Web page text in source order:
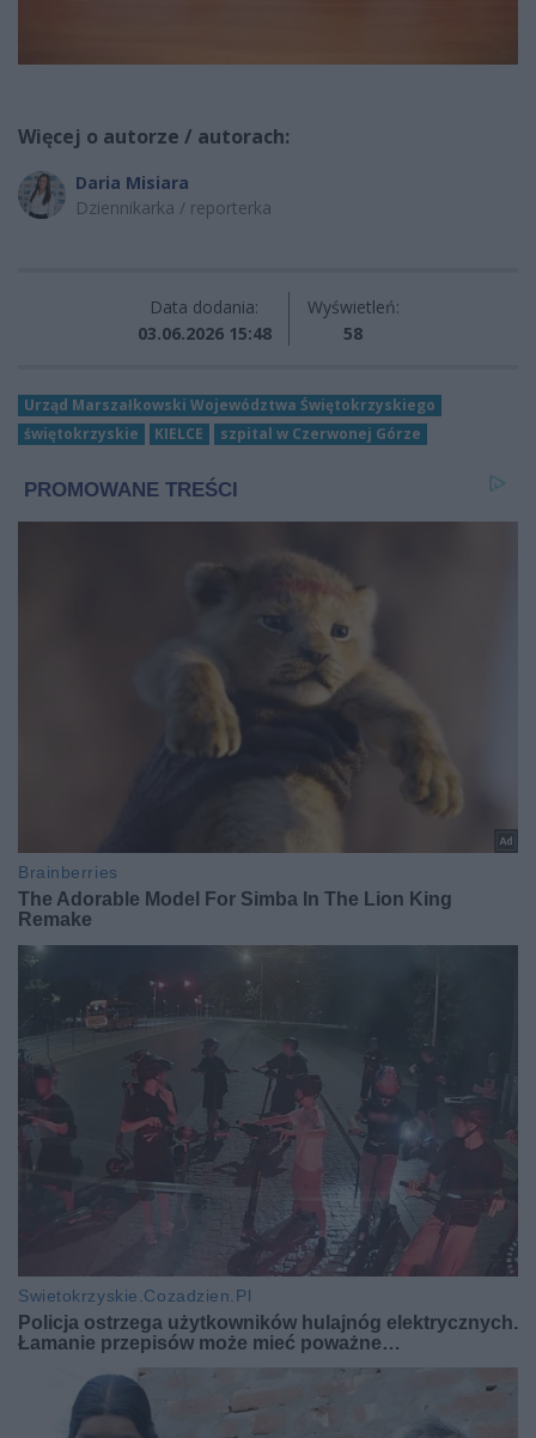
Więcej o autorze / autorach:
Daria Misiara
Dziennikarka / reporterka
Data dodania:
03.06.2026 15:48
Wyświetleń:
58
Urząd Marszałkowski Województwa Świętokrzyskiego
świętokrzyskie
KIELCE szpital w Czerwonej Górze